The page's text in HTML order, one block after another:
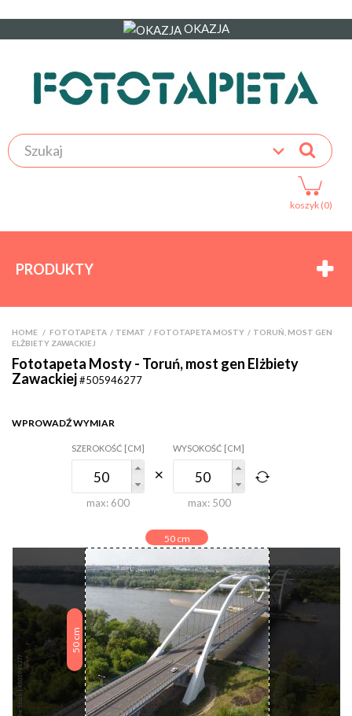
OKAZJA
koszyk (0)
PRODUKTY
HOME FOTOTAPETA >TEMAT >FOTOTAPETA MOSTY >TORUŃ, MOST GEN
ELŻBIETY ZAWACKIEJ
Fototapeta Mosty - Toruń, most gen Elżbiety
Zawackiej#505946277
50cm
50
cm
WPROWADŹ WYMIAR
SZEROKOŚĆ [CM]
max: 600
WYSOKOŚĆ [CM]
max: 500